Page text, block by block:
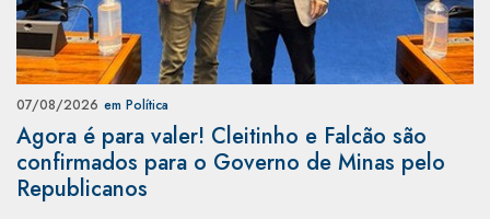
07/08/2026 em Política
Agora é para valer! Cleitinho e Falcão são
confirmados para o Governo de Minas pelo
Republicanos